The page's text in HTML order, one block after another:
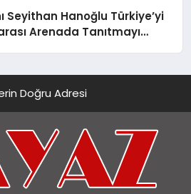
Seyithan Hanoğlu Türkiye’yi
Arenada Tanıtmayı
Doğru Adresi